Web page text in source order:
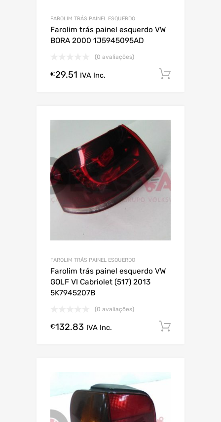
FAROLIM TRÁS PAINEL ESQUERDO
Farolim trás painel esquerdo VW
BORA 2000 1J5945095AD
(0 avaliações)
€29.51 IVA Inc.
FAROLIM TRÁS PAINEL ESQUERDO
Farolim trás painel esquerdo VW
GOLF VI Cabriolet (517) 2013
5K7945207B
(0 avaliações)
€132.83 IVA Inc.